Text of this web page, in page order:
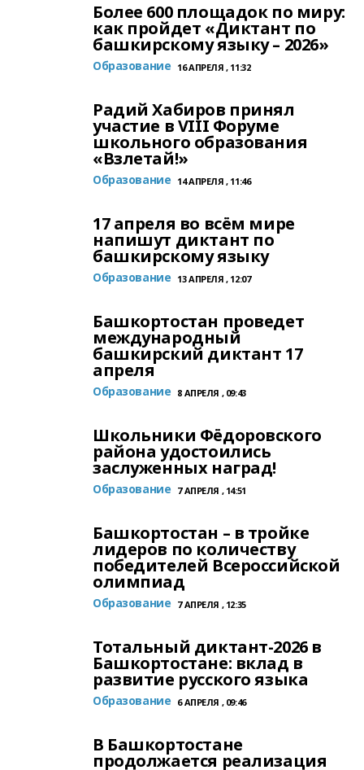
Более 600 площадок по миру:
как пройдет «Диктант по
башкирскому языку – 2026»
Образование 16 АПРЕЛЯ , 11:32
Радий Хабиров принял
участие в VIII Форуме
школьного образования
«Взлетай!»
Образование 14 АПРЕЛЯ , 11:46
17 апреля во всём мире
напишут диктант по
башкирскому языку
Образование 13 АПРЕЛЯ , 12:07
Башкортостан проведет
международный
башкирский диктант 17
апреля
Образование 8 АПРЕЛЯ , 09:43
Школьники Фёдоровского
района удостоились
заслуженных наград!
Образование 7 АПРЕЛЯ , 14:51
Башкортостан – в тройке
лидеров по количеству
победителей Всероссийской
олимпиад
Образование 7 АПРЕЛЯ , 12:35
Тотальный диктант-2026 в
Башкортостане: вклад в
развитие русского языка
Образование 6 АПРЕЛЯ , 09:46
В Башкортостане
продолжается реализация